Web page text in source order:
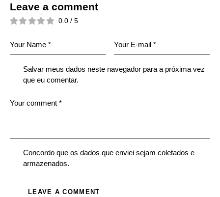
Leave a comment
0.0 / 5
Salvar meus dados neste navegador para a próxima vez
que eu comentar.
Concordo que os dados que enviei sejam coletados e
armazenados.